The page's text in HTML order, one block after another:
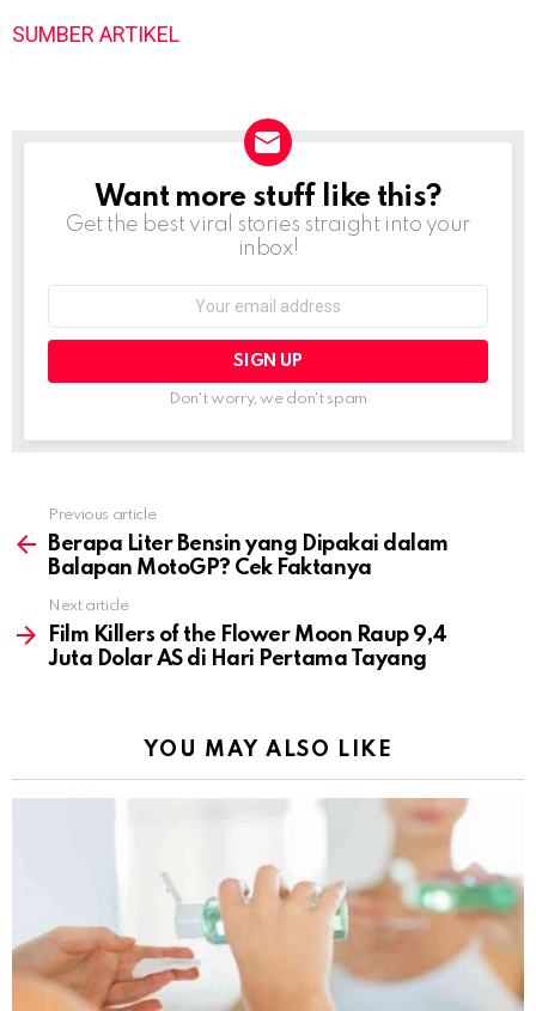
SUMBER ARTIKEL
NEWSLETTER
Want more stuff like this?
Get the best viral stories straight into your
inbox!
Don't worry, we don't spam
more
Previous article
Berapa Liter Bensin yang Dipakai dalam
Balapan MotoGP? Cek Faktanya
Next article
Film Killers of the Flower Moon Raup 9,4
Juta Dolar AS di Hari Pertama Tayang
YOU MAY ALSO LIKE